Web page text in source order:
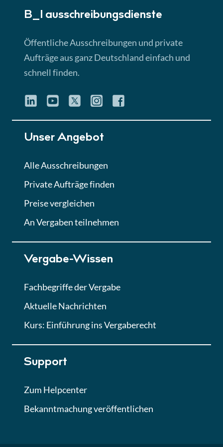
Lektion 3
► 4:31 Min
Quiz
Eignung im Vergabeverfahren
Lektion 6
Abgabe von Angeboten
Lektion
Lektion 7
Finales Quiz
B_I ausschreibungs­dienste
Öffentliche Ausschreibungen und private
Aufträge aus ganz Deutschland einfach und
schnell finden.
Unser Angebot
Alle Ausschreibungen
Private Aufträge finden
Preise vergleichen
An Vergaben teilnehmen
Vergabe-Wissen
Fachbegriffe der Vergabe
Aktuelle Nachrichten
Kurs: Einführung ins Vergaberecht
Support
Zum Helpcenter
Bekanntmachung veröffentlichen